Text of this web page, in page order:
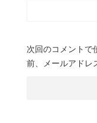
次回のコメントで
前、メールアドレ